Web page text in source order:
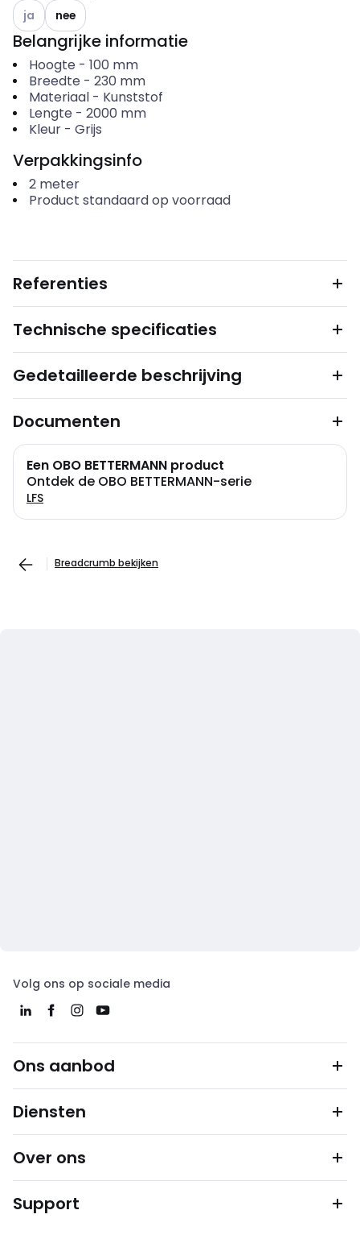
Andere varianten (Huidige combinatie niet mogelijk)
ja nee
Belangrijke informatie
Hoogte - 100 mm
Breedte - 230 mm
Materiaal- Kunststof
Lengte - 2000 mm
Kleur- Grijs
Verpakkingsinfo
2 meter
Product standaard op voorraad
Referenties
Technische specificaties
Gedetailleerde beschrijving
Documenten
Een OBO BETTERMANN product
Ontdek de OBO BETTERMANN-serie
LFS
Breadcrumb bekijken
Volg ons op sociale media
Ons aanbod
Diensten
Over ons
Support